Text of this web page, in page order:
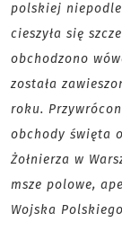
polskiej
cieszyła się
obchodzono
została
roku.
obchody święta
Żołnierza w
msze polowe,
Wojska